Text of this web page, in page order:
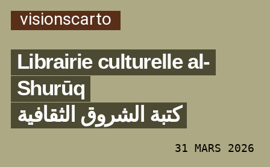
visionscarto
Librairie culturelle al-
Shurūq
كتبة الشروق الثقافية
31 MARS 2026